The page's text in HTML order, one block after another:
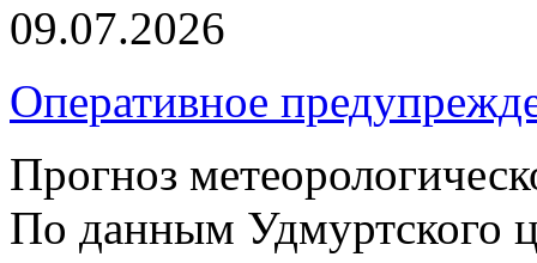
09.07.2026
Оперативное
Прогноз
По данным Удмуртского